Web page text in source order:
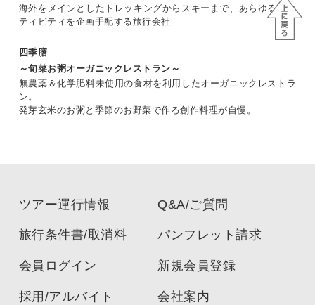
海外をメインとしたトレッキングからスキーまで、あらゆるアク
ティビティを企画手配する旅行会社
四季膳
～旬菜お粥オーガニックレストラン～
無農薬＆化学肥料未使用の食材を利用したオーガニックレストラ
ン。
発芽玄米のお粥と季節のお野菜で作る創作料理が自慢。
ツアー運行情報 Q&A/ご質問
旅行条件書/取消料 パンフレット請求
会員ログイン 新規会員登録
採用/アルバイト 会社案内